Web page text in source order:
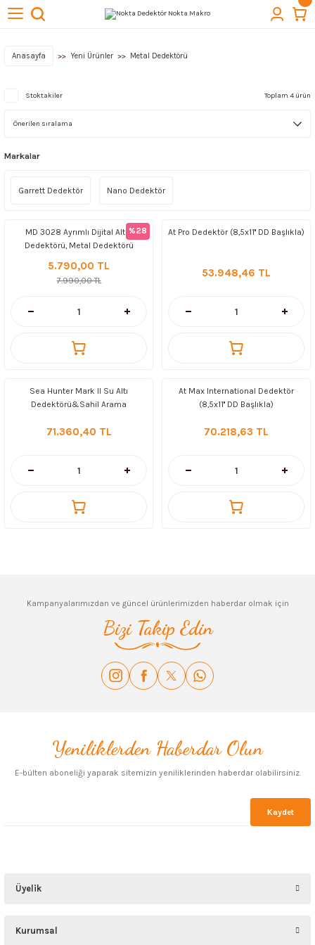
Geri Dön
Geri Dön
Geri Dön
Başlıkları
Geri Dön
Geri Dön
Kazı Ekipmanları
Buluntu Kesesi & Kılıflar
Anasayfa Yeni Ürünler Metal Dedektörü
Stoktakiler Toplam 4 ürün
Markalar
Garrett Dedektör Nano Dedektör
%28
MD 3028 Ayrımlı Dijital Altın
Dedektörü, Metal Dedektörü
5.790,00 TL
7.990,00 TL
At Pro Dedektör (8,5x11'' DD Başlıkla)
53.948,46 TL
Sea Hunter Mark II Su Altı
Dedektörü&Sahil Arama
71.360,40 TL
At Max International Dedektör
(8,5x11'' DD Başlıkla)
70.218,63 TL
Kampanyalarımızdan ve güncel ürünlerimizden haberdar olmak için
Bizi Takip Edin
Yeniliklerden Haberdar Olun
E-bülten aboneliği yaparak sitemizin yeniliklerinden haberdar olabilirsiniz.
Kaydet
Üyelik
Kurumsal